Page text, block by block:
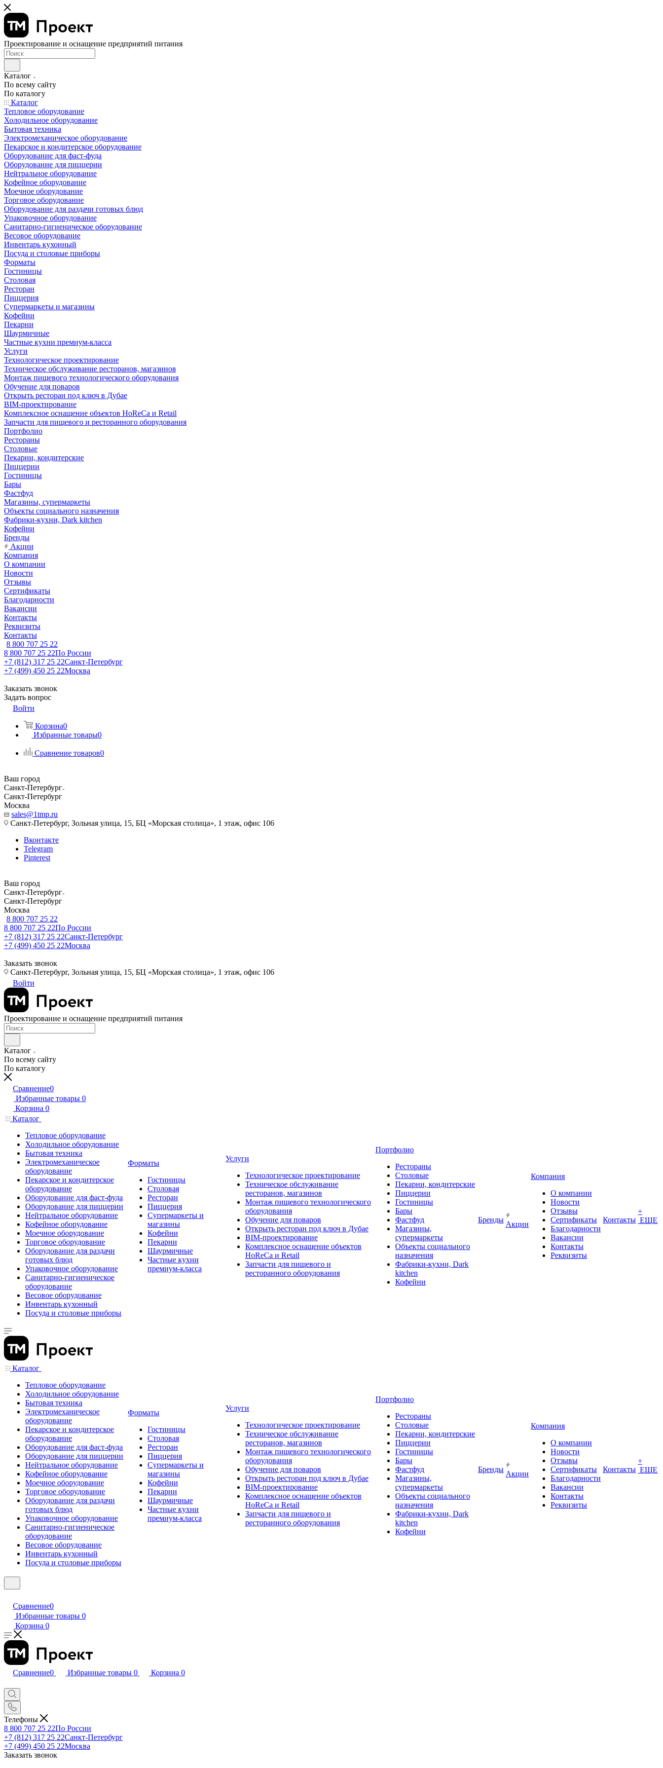
Проектирование и оснащение предприятий питания
Каталог
По всему сайту
По каталогу
Каталог
Тепловое оборудование
Холодильное оборудование
Бытовая техника
Электромеханическое оборудование
Пекарское и кондитерское оборудование
Оборудование для фаст-фуда
Оборудование для пиццерии
Нейтральное оборудование
Кофейное оборудование
Моечное оборудование
Торговое оборудование
Оборудование для раздачи готовых блюд
Упаковочное оборудование
Санитарно-гигиеническое оборудование
Весовое оборудование
Инвентарь кухонный
Посуда и столовые приборы
Форматы
Гостиницы
Столовая
Ресторан
Пиццерия
Супермаркеты и магазины
Кофейни
Пекарни
Шаурмичные
Частные кухни премиум-класса
Услуги
Технологическое проектирование
Техническое обслуживание ресторанов, магазинов
Монтаж пищевого технологического оборудования
Обучение для поваров
Открыть ресторан под ключ в Дубае
BIM-проектирование
Комплексное оснащение объектов HoReCa и Retail
Запчасти для пищевого и ресторанного оборудования
Портфолио
Рестораны
Столовые
Пекарни, кондитерские
Пиццерии
Гостиницы
Бары
Фастфуд
Магазины, супермаркеты
Объекты социального назначения
Фабрики-кухни, Dark kitchen
Кофейни
Бренды
Акции
Компания
О компании
Новости
Отзывы
Сертификаты
Благодарности
Вакансии
Контакты
Реквизиты
Контакты
8 800 707 25 22
8 800 707 25 22По России
+7 (812) 317 25 22Санкт-Петербург
+7 (499) 450 25 22Москва
Заказать звонок
Задать вопрос
Войти
Корзина0
Избранные товары0
Сравнение товаров0
Ваш город
Санкт-Петербург
Санкт-Петербург
Москва
sales@1tmp.ru
Санкт-Петербург, Зольная улица, 15, БЦ «Морская столица», 1 этаж, офис 106
Вконтакте
Telegram
Pinterest
Ваш город
Санкт-Петербург
Санкт-Петербург
Москва
8 800 707 25 22
8 800 707 25 22По России
+7 (812) 317 25 22Санкт-Петербург
+7 (499) 450 25 22Москва
Заказать звонок
Санкт-Петербург, Зольная улица, 15, БЦ «Морская столица», 1 этаж, офис 106
Войти
Проектирование и оснащение предприятий питания
Каталог
По всему сайту
По каталогу
Сравнение0
Избранные товары 0
Корзина 0
Каталог
Тепловое оборудование
Холодильное оборудование
Бытовая техника
Электромеханическое
оборудование
Пекарское и кондитерское
оборудование
Оборудование для фаст-фуда
Оборудование для пиццерии
Нейтральное оборудование
Кофейное оборудование
Моечное оборудование
Торговое оборудование
Оборудование для раздачи
готовых блюд
Упаковочное оборудование
Санитарно-гигиеническое
оборудование
Весовое оборудование
Инвентарь кухонный
Посуда и столовые приборы
Форматы
Гостиницы
Столовая
Ресторан
Пиццерия
Супермаркеты и
магазины
Кофейни
Пекарни
Шаурмичные
Частные кухни
премиум-класса
Услуги
Технологическое проектирование
Техническое обслуживание
ресторанов, магазинов
Монтаж пищевого технологического
оборудования
Обучение для поваров
Открыть ресторан под ключ в Дубае
BIM-проектирование
Комплексное оснащение объектов
HoReCa и Retail
Запчасти для пищевого и
ресторанного оборудования
Портфолио
Рестораны
Столовые
Пекарни, кондитерские
Пиццерии
Гостиницы
Бары
Фастфуд
Магазины,
супермаркеты
Объекты социального
назначения
Фабрики-кухни, Dark
kitchen
Кофейни
Бренды
Акции
Компания
О компании
Новости
Отзывы
Сертификаты
Благодарности
Вакансии
Контакты
Реквизиты
Контакты
+
ЕЩЕ
Каталог
Тепловое оборудование
Холодильное оборудование
Бытовая техника
Электромеханическое
оборудование
Пекарское и кондитерское
оборудование
Оборудование для фаст-фуда
Оборудование для пиццерии
Нейтральное оборудование
Кофейное оборудование
Моечное оборудование
Торговое оборудование
Оборудование для раздачи
готовых блюд
Упаковочное оборудование
Санитарно-гигиеническое
оборудование
Весовое оборудование
Инвентарь кухонный
Посуда и столовые приборы
Форматы
Гостиницы
Столовая
Ресторан
Пиццерия
Супермаркеты и
магазины
Кофейни
Пекарни
Шаурмичные
Частные кухни
премиум-класса
Услуги
Технологическое проектирование
Техническое обслуживание
ресторанов, магазинов
Монтаж пищевого технологического
оборудования
Обучение для поваров
Открыть ресторан под ключ в Дубае
BIM-проектирование
Комплексное оснащение объектов
HoReCa и Retail
Запчасти для пищевого и
ресторанного оборудования
Портфолио
Рестораны
Столовые
Пекарни, кондитерские
Пиццерии
Гостиницы
Бары
Фастфуд
Магазины,
супермаркеты
Объекты социального
назначения
Фабрики-кухни, Dark
kitchen
Кофейни
Бренды
Акции
Компания
О компании
Новости
Отзывы
Сертификаты
Благодарности
Вакансии
Контакты
Реквизиты
Контакты
+
ЕЩЕ
Сравнение0
Избранные товары 0
Корзина 0
Сравнение0 Избранные товары 0 Корзина 0
Телефоны
8 800 707 25 22По России
+7 (812) 317 25 22Санкт-Петербург
+7 (499) 450 25 22Москва
Заказать звонок